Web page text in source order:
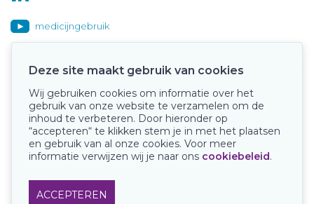
medicijngebruik
Onze keurmerken
Deze site maakt gebruik van cookies
Wij gebruiken cookies om informatie over het
gebruik van onze website te verzamelen om de
inhoud te verbeteren. Door hieronder op
“accepteren“ te klikken stem je in met het plaatsen
en gebruik van al onze cookies. Voor meer
informatie verwijzen wij je naar ons cookiebeleid.
ACCEPTEREN